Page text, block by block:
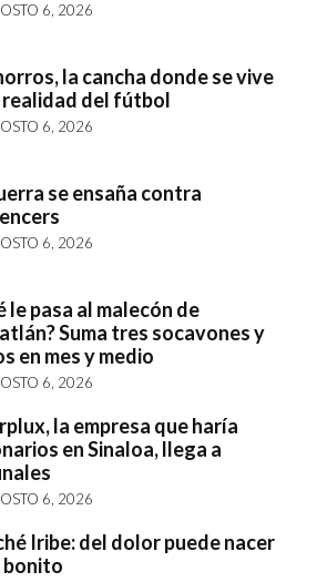
6, 2026
la cancha donde se vive
del fútbol
6, 2026
se ensaña contra
6, 2026
le pasa al malecón de
Suma tres socavones y
en mes y medio
6, 2026
la empresa que haría
en Sinaloa, llega a
6, 2026
Iribe: del dolor puede nacer
bonito